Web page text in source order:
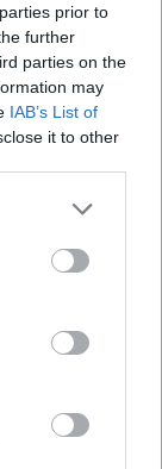
prior to
further
parties on the
may
IAB’s List of
it to other
more Google
may click to
tags to
below Google